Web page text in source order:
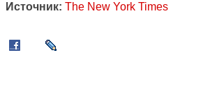
Источник: The New York Times